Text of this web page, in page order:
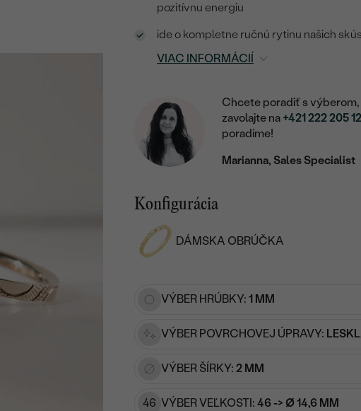
pozitívnu energiu
ide o kompletne ručnú rytinu našich
VIAC INFORMÁCIÍ
Chcete poradiť s výberom,
zavolajte na +421 222 205
poradíme!
Marianna, Sales Specialist
Konfigurácia
DÁMSKA OBRÚČKA
VÝBER HRÚBKY: 1 MM
VÝBER POVRCHOVEJ ÚPRAVY:
VÝBER ŠÍRKY: 2 MM
46 VÝBER VEĽKOSTI: 46 -> Ø 14,6 MM